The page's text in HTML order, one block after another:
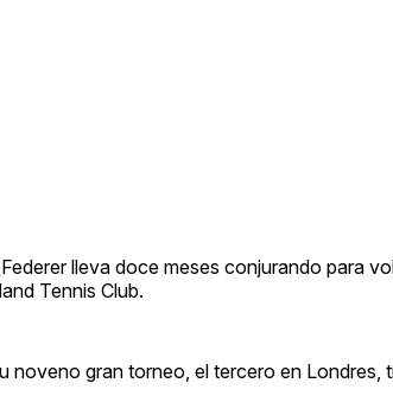
lleva doce meses conjurando para
Tennis Club.
noveno gran torneo, el tercero en Londres,